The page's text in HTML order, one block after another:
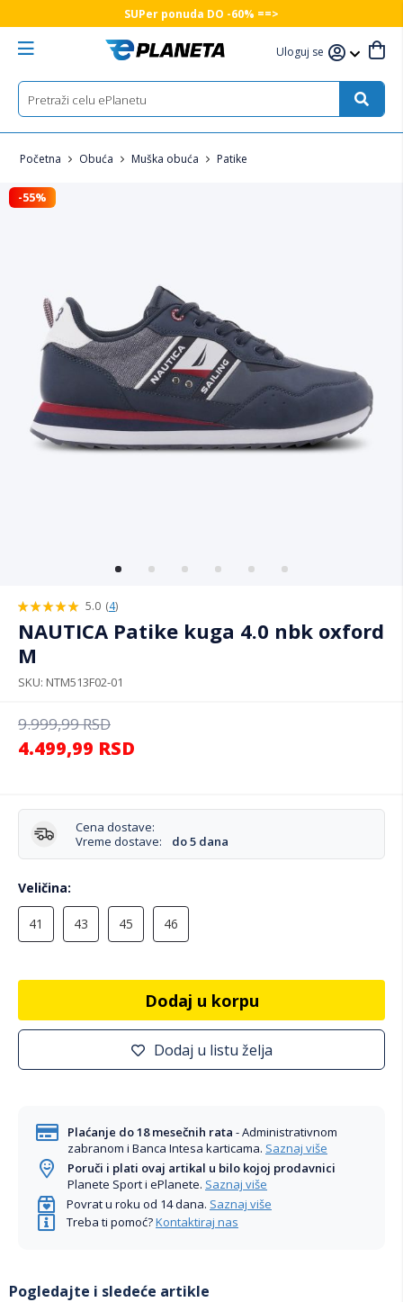
SUPer ponuda DO -60% ==>
Uloguj se
Početna Obuća Muška obuća Patike
5.0 (4)
NAUTICA Patike kuga 4.0 nbk oxford
M
SKU NTM513F02-01
9.999,99RSD
4.499,99 RSD
Cena dostave:
Vreme dostave:
do 5 dana
Veličina
41 43 45 46
Dodaj u korpu
Dodaj u listu želja
Plaćanje do 18 mesečnih rata - Administrativnom
zabranom i Banca Intesa karticama. Saznaj više
Poruči i plati ovaj artikal u bilo kojoj prodavnici
Planete Sport i ePlanete. Saznaj više
Povrat u roku od 14 dana. Saznaj više
Treba ti pomoć?Kontaktiraj nas
-55%
Pogledajte i sledeće artikle